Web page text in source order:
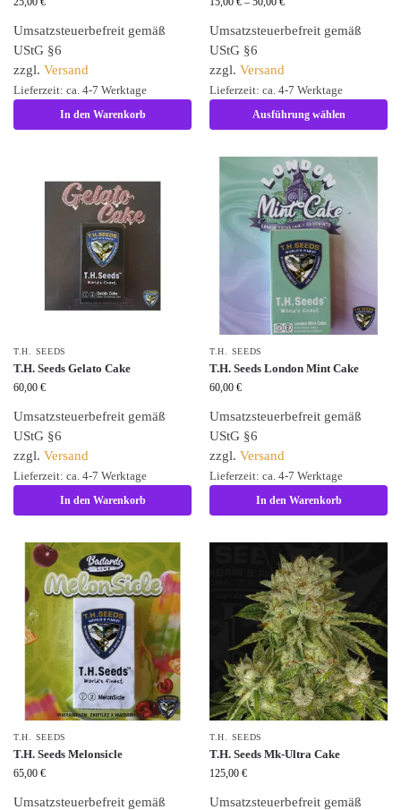
Umsatzsteuerbefreit gemäß
UStG §6
zzgl. Versand
Lieferzeit: ca. 4-7 Werktage
In den Warenkorb
Umsatzsteuerbefreit gemäß
UStG §6
zzgl. Versand
Lieferzeit: ca. 4-7 Werktage
Ausführung wählen
T.H. SEEDS
T.H. Seeds Gelato Cake
60,00 €
Umsatzsteuerbefreit gemäß
UStG §6
zzgl. Versand
Lieferzeit: ca. 4-7 Werktage
In den Warenkorb
T.H. SEEDS
T.H. Seeds London Mint Cake
60,00 €
Umsatzsteuerbefreit gemäß
UStG §6
zzgl. Versand
Lieferzeit: ca. 4-7 Werktage
In den Warenkorb
T.H. SEEDS
T.H. Seeds Melonsicle
65,00 €
Umsatzsteuerbefreit gemäß
T.H. SEEDS
T.H. Seeds Mk-Ultra Cake
125,00 €
Umsatzsteuerbefreit gemäß